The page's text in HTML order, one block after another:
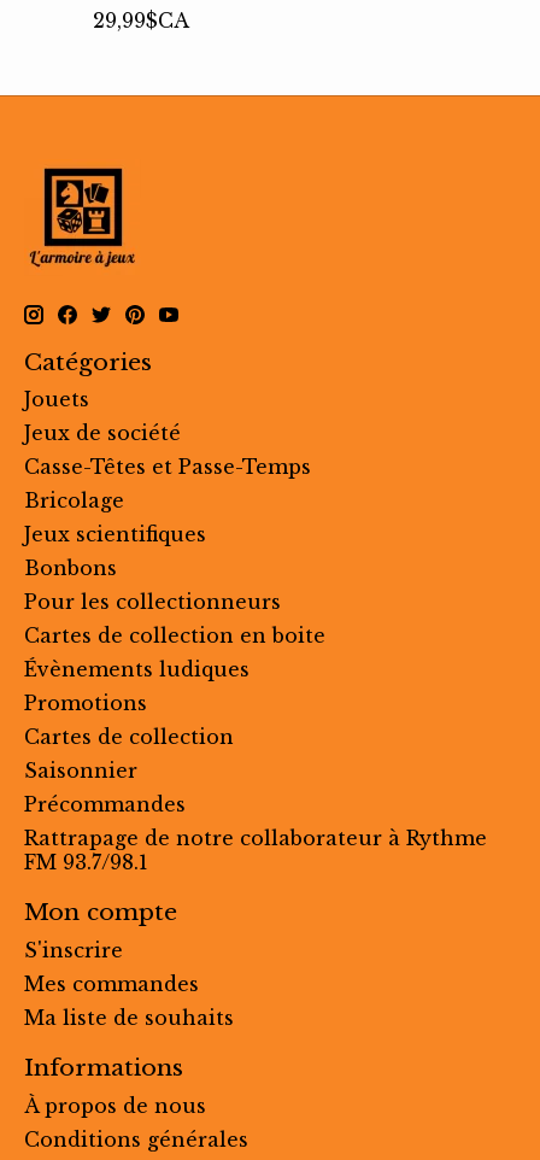
29,99$CA
Catégories
Jouets
Jeux de société
Casse-Têtes et Passe-Temps
Bricolage
Jeux scientifiques
Bonbons
Pour les collectionneurs
Cartes de collection en boite
Évènements ludiques
Promotions
Cartes de collection
Saisonnier
Précommandes
Rattrapage de notre collaborateur à Rythme
FM 93.7/98.1
Mon compte
S'inscrire
Mes commandes
Ma liste de souhaits
Informations
À propos de nous
Conditions générales